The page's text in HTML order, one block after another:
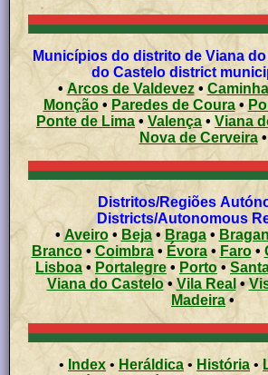
Municípios do distrito de Viana do Castelo - Viana
do Castelo district
• Arcos de Valdevez• Caminha
Monção• Paredes de Coura•
Ponte de Lima •Valença • Viana
Nova de Cerveira•
Distritos/Regiões Autónomas -
Districts/Autonomous
• Aveiro• Beja• Braga•
Branco• Coimbra• Évora• Faro•
Lisboa • Portalegre • Porto•
Viana do Castelo•Vila Real •
Madeira •
• Index • Heráldica • História •